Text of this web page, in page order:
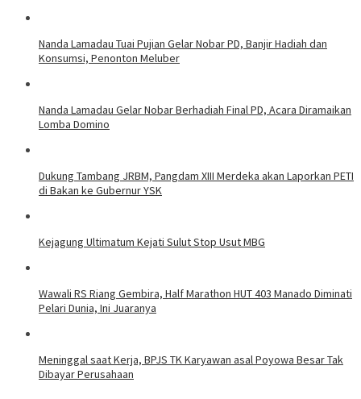
Nanda Lamadau Tuai Pujian Gelar Nobar PD, Banjir Hadiah dan
Konsumsi, Penonton Meluber
Nanda Lamadau Gelar Nobar Berhadiah Final PD, Acara Diramaikan
Lomba Domino
Dukung Tambang JRBM, Pangdam XIII Merdeka akan Laporkan PETI
di Bakan ke Gubernur YSK
Kejagung Ultimatum Kejati Sulut Stop Usut MBG
Wawali RS Riang Gembira, Half Marathon HUT 403 Manado Diminati
Pelari Dunia, Ini Juaranya
Meninggal saat Kerja, BPJS TK Karyawan asal Poyowa Besar Tak
Dibayar Perusahaan